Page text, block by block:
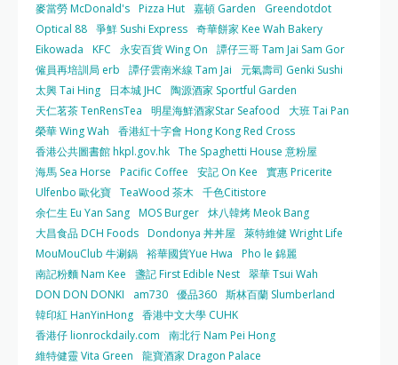
麥當勞 McDonald's Pizza Hut 嘉頓 Garden
Greendotdot
Optical 88 爭鮮 Sushi Express 奇華餅家 Kee Wah Bakery
Eikowada
KFC 永安百貨 Wing On
譚仔三哥 Tam Jai Sam Gor
僱員再培訓局 erb
譚仔雲南米線 Tam Jai
元氣壽司 Genki Sushi
太興 Tai Hing
日本城 JHC
陶源酒家 Sportful Garden
天仁茗茶 TenRensTea
明星海鮮酒家Star Seafood
大班 Tai Pan
榮華 Wing Wah
香港紅十字會 Hong Kong Red Cross
香港公共圖書館 hkpl.gov.hk The Spaghetti House 意粉屋
海馬 Sea Horse
Pacific Coffee 安記 On Kee
實惠 Pricerite
Ulfenbo 歐化寶 TeaWood 茶木 千色Citistore
余仁生 Eu Yan Sang MOS Burger 炑八韓烤 Meok Bang
大昌食品 DCH Foods Dondonya 丼丼屋
萊特維健 Wright Life
MouMouClub 牛涮鍋 裕華國貨Yue Hwa
Pho le 錦麗
南記粉麵 Nam Kee
盞記 First Edible Nest 翠華 Tsui Wah
DON DON DONKI
am730 優品360 斯林百蘭 Slumberland
韓印紅 HanYinHong 香港中文大學 CUHK
香港仔 lionrockdaily.com
南北行 Nam Pei Hong
維特健靈 Vita Green
龍寶酒家 Dragon Palace